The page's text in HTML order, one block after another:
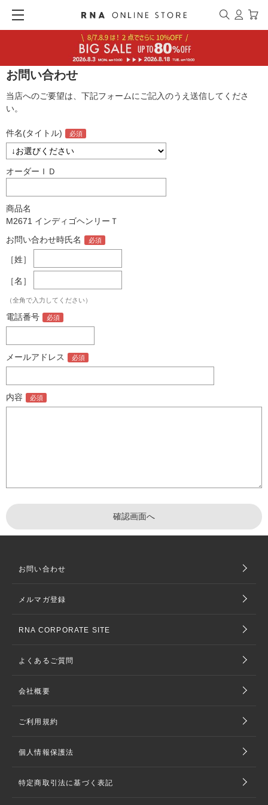
お問い合わせ
当店へのご要望は、下記フォームにご記入のうえ送信してくださ
い。
件名(タイトル)
オーダーＩＤ
商品名
M2671 インディゴヘンリーＴ
お問い合わせ時氏名
［姓］
［名］
（全角で入力してください）
電話番号
メールアドレス
内容
お問い合わせ
メルマガ登録
RNA CORPORATE SITE
よくあるご質問
会社概要
ご利用規約
個人情報保護法
特定商取引法に基づく表記